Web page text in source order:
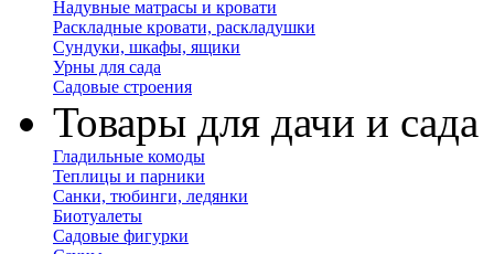
Надувные матрасы и кровати
Раскладные кровати, раскладушки
Сундуки, шкафы, ящики
Урны для сада
Садовые строения
Товары для дачи и сада
Гладильные комоды
Теплицы и парники
Санки, тюбинги, ледянки
Биотуалеты
Садовые фигурки